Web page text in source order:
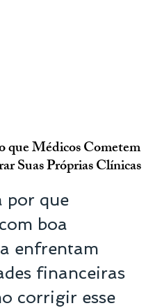
Médicos Cometem
Suas Próprias Clínicas
por que
boa
enfrentam
financeiras
corrigir esse